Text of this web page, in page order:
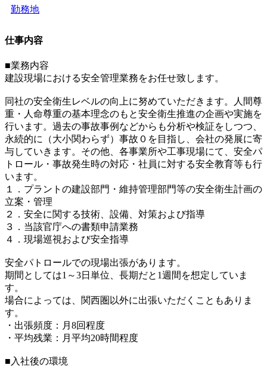
勤務地
仕事内容
■業務内容
建設現場における安全管理業務をお任せ致します。
同社の安全衛生レベルの向上に努めていただきます。人間尊
重・人命尊重の基本理念のもと安全衛生推進の企画や実施を
行います。過去の事故事例などからも分析や検証をしつつ、
永続的に（大小関わらず）事故０を目指し、会社の発展に寄
与していきます。その他、各事業所や工事現場にて、安全パ
トロール・事故発生時の対応・社員に対する安全教育等も行
います。
１．プラントの建設部門・維持管理部門等の安全衛生計画の
立案・管理
２．安全に関する技術、設備、対策および指導
３．当該官庁への書類申請業務
４．現場巡視および安全指導
安全パトロールでの現場出張があります。
期間としては1～3日単位、長期だと1週間を想定していま
す。
場合によっては、関西圏以外に出張いただくこともありま
す。
・出張頻度：月8回程度
・平均残業：月平均20時間程度
■入社後の環境